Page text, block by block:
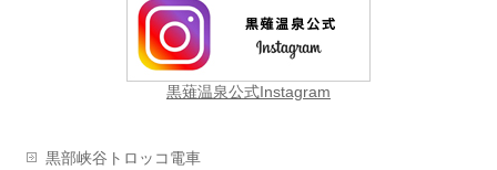
黒薙温泉公式Instagram
黒部峡谷トロッコ電車